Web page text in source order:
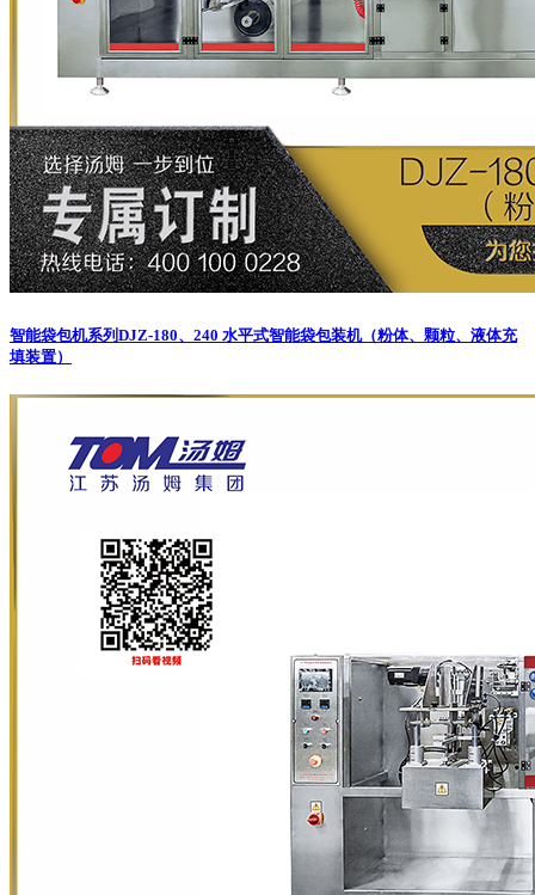
智能袋包机系列 DJZ-180、240 水平式智能袋包装机（粉体、颗粒、液体充
填装置）